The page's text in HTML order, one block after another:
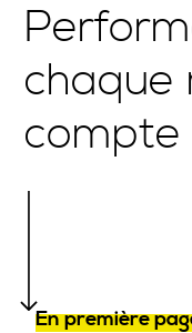
chaque
compte
En première